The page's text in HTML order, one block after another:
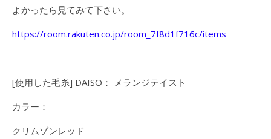
よかったら見てみて下さい。
https://room.rakuten.co.jp/room_7f8d1f716c/items
[使用した毛糸] DAISO： メランジテイスト
カラー：
クリムゾンレッド